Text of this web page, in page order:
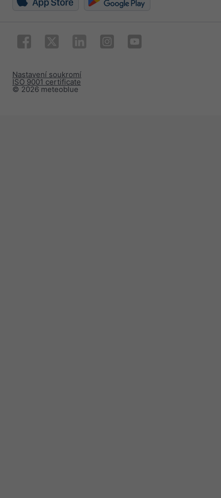
© 2026 meteoblue
ISO 9001 certificate
Nastavení soukromí